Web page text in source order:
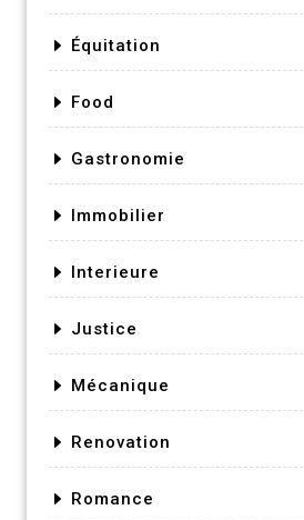
Équitation
Food
Gastronomie
Immobilier
Interieure
Justice
Mécanique
Renovation
Romance